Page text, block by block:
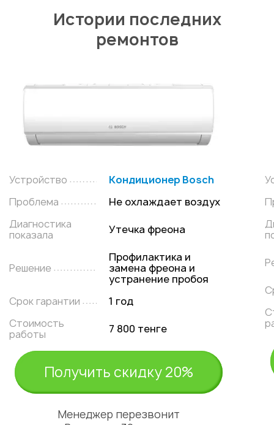
Истории последних
ремонтов
Устройство
Кондиционер Bosch
Проблема
Не охлаждает воздух
Диагностика
показала
Утечка фреона
Решение
Профилактика и
замена фреона и
устранение пробоя
Срок гарантии
1 год
Стоимость
работы
7 800 тенге
Получить скидку 20%
Менеджер перезвонит